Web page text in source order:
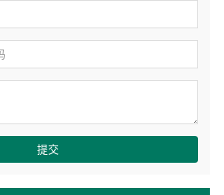
提交